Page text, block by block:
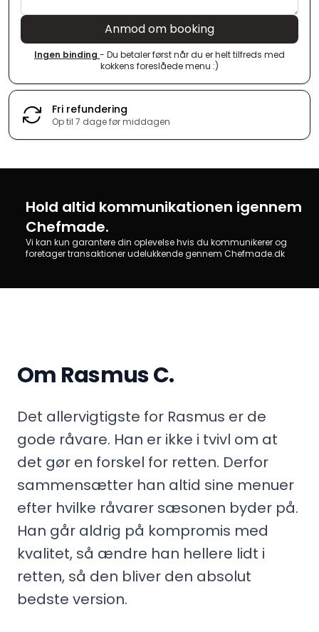
Anmod om booking
Ingen binding - Du betaler først når du er helt tilfreds med
kokkens foreslåede menu :)
Fri refundering
Op til 7 dage før middagen
Hold altid kommunikationen igennem
Chefmade.
Vi kan kun garantere din oplevelse hvis du kommunikerer og
foretager transaktioner udelukkende gennem Chefmade.dk
Om Rasmus C.
Det allervigtigste for Rasmus er de
gode råvare. Han er ikke i tvivl om at
det gør en forskel for retten. Derfor
sammensætter han altid sine menuer
efter hvilke råvarer sæsonen byder på.
Han går aldrig på kompromis med
kvalitet, så ændre han hellere lidt i
retten, så den bliver den absolut
bedste version.